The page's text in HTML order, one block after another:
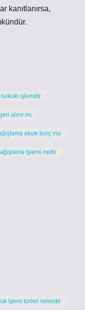
kanıtlanırsa,
hukuki işlemdir
alınır mı
eksik borç mu
işlemi nedir
işlem türleri nelerdir